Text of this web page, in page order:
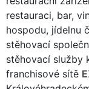
restauraci, bar,
hospodu, jídelnu
stěhovací
stěhovací služby
franchisové sítě